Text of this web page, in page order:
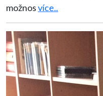
možnosvíce..